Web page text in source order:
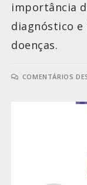
importância
diagnóstico
doenças.
COMENTÁRIOS